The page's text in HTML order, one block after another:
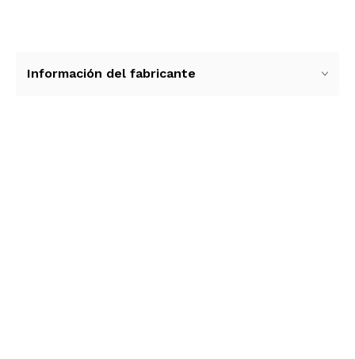
Para mantenerlas en optimas condiciones, se
Información del fabricante